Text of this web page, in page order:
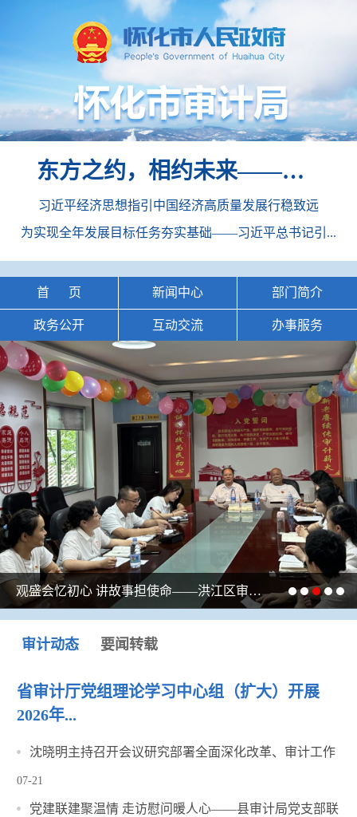
东方之约，相约未来——中国元首外交的世界情怀与大国气派
习近平经济思想指引中国经济高质量发展行稳致远
为实现全年发展目标任务夯实基础——习近平总书记引...
首 页 新闻中心 部门简介
政务公开 互动交流 办事服务
观盛会忆初心 讲故事担使命——洪江区审计局开展庆“七一”系列主题活动
审计动态 要闻转载
省审计厅党组理论学习中心组（扩大）开展
2026年...
沈晓明主持召开会议研究部署全面深化改革、审计工作
07-21
党建联建聚温情 走访慰问暖人心——县审计局党支部联